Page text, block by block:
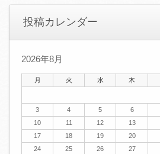
投稿カレンダー
2026年8月
月 火 水 木
3
4 5 6
10
11 12 13
17
18 19 20
24
25 26 27